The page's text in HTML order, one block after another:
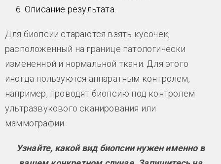
Описание результата.
Для биопсии стараются взять кусочек,
расположенный на границе патологически
измененной и нормальной ткани. Для этого
иногда пользуются аппаратным контролем,
например, проводят биопсию под контролем
ультразвукового сканирования или
маммографии.
Узнайте, какой вид биопсии нужен именно в